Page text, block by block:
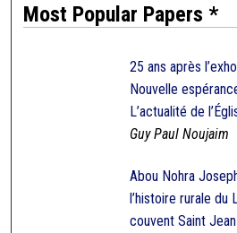
Most Popular Papers *
25 ans après
Nouvelle
L’actualité de
Guy Paul Noujaim
Abou Nohra
l’histoire rurale du
couvent Saint